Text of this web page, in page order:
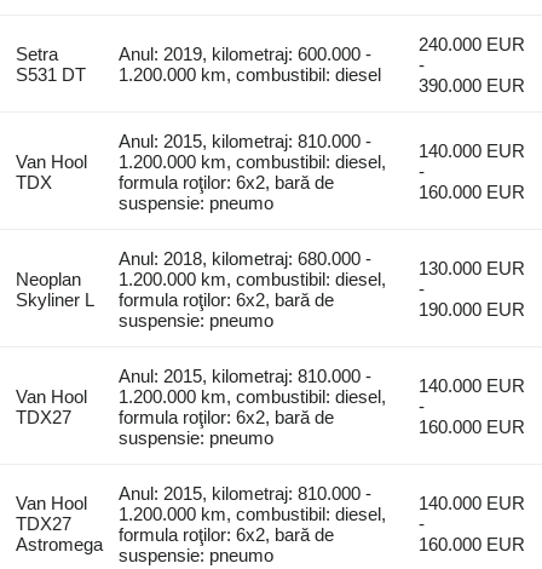
Setra
S531 DT
Anul: 2019, kilometraj: 600.000 -
1.200.000 km, combustibil: diesel
240.000 EUR
-
390.000 EUR
Van Hool
TDX
Anul: 2015, kilometraj: 810.000 -
1.200.000 km, combustibil: diesel,
formula roţilor: 6x2, bară de
suspensie: pneumo
140.000 EUR
-
160.000 EUR
Neoplan
Skyliner L
Anul: 2018, kilometraj: 680.000 -
1.200.000 km, combustibil: diesel,
formula roţilor: 6x2, bară de
suspensie: pneumo
130.000 EUR
-
190.000 EUR
Van Hool
TDX27
Anul: 2015, kilometraj: 810.000 -
1.200.000 km, combustibil: diesel,
formula roţilor: 6x2, bară de
suspensie: pneumo
140.000 EUR
-
160.000 EUR
Van Hool
TDX27
Astromega
Anul: 2015, kilometraj: 810.000 -
1.200.000 km, combustibil: diesel,
formula roţilor: 6x2, bară de
suspensie: pneumo
140.000 EUR
-
160.000 EUR